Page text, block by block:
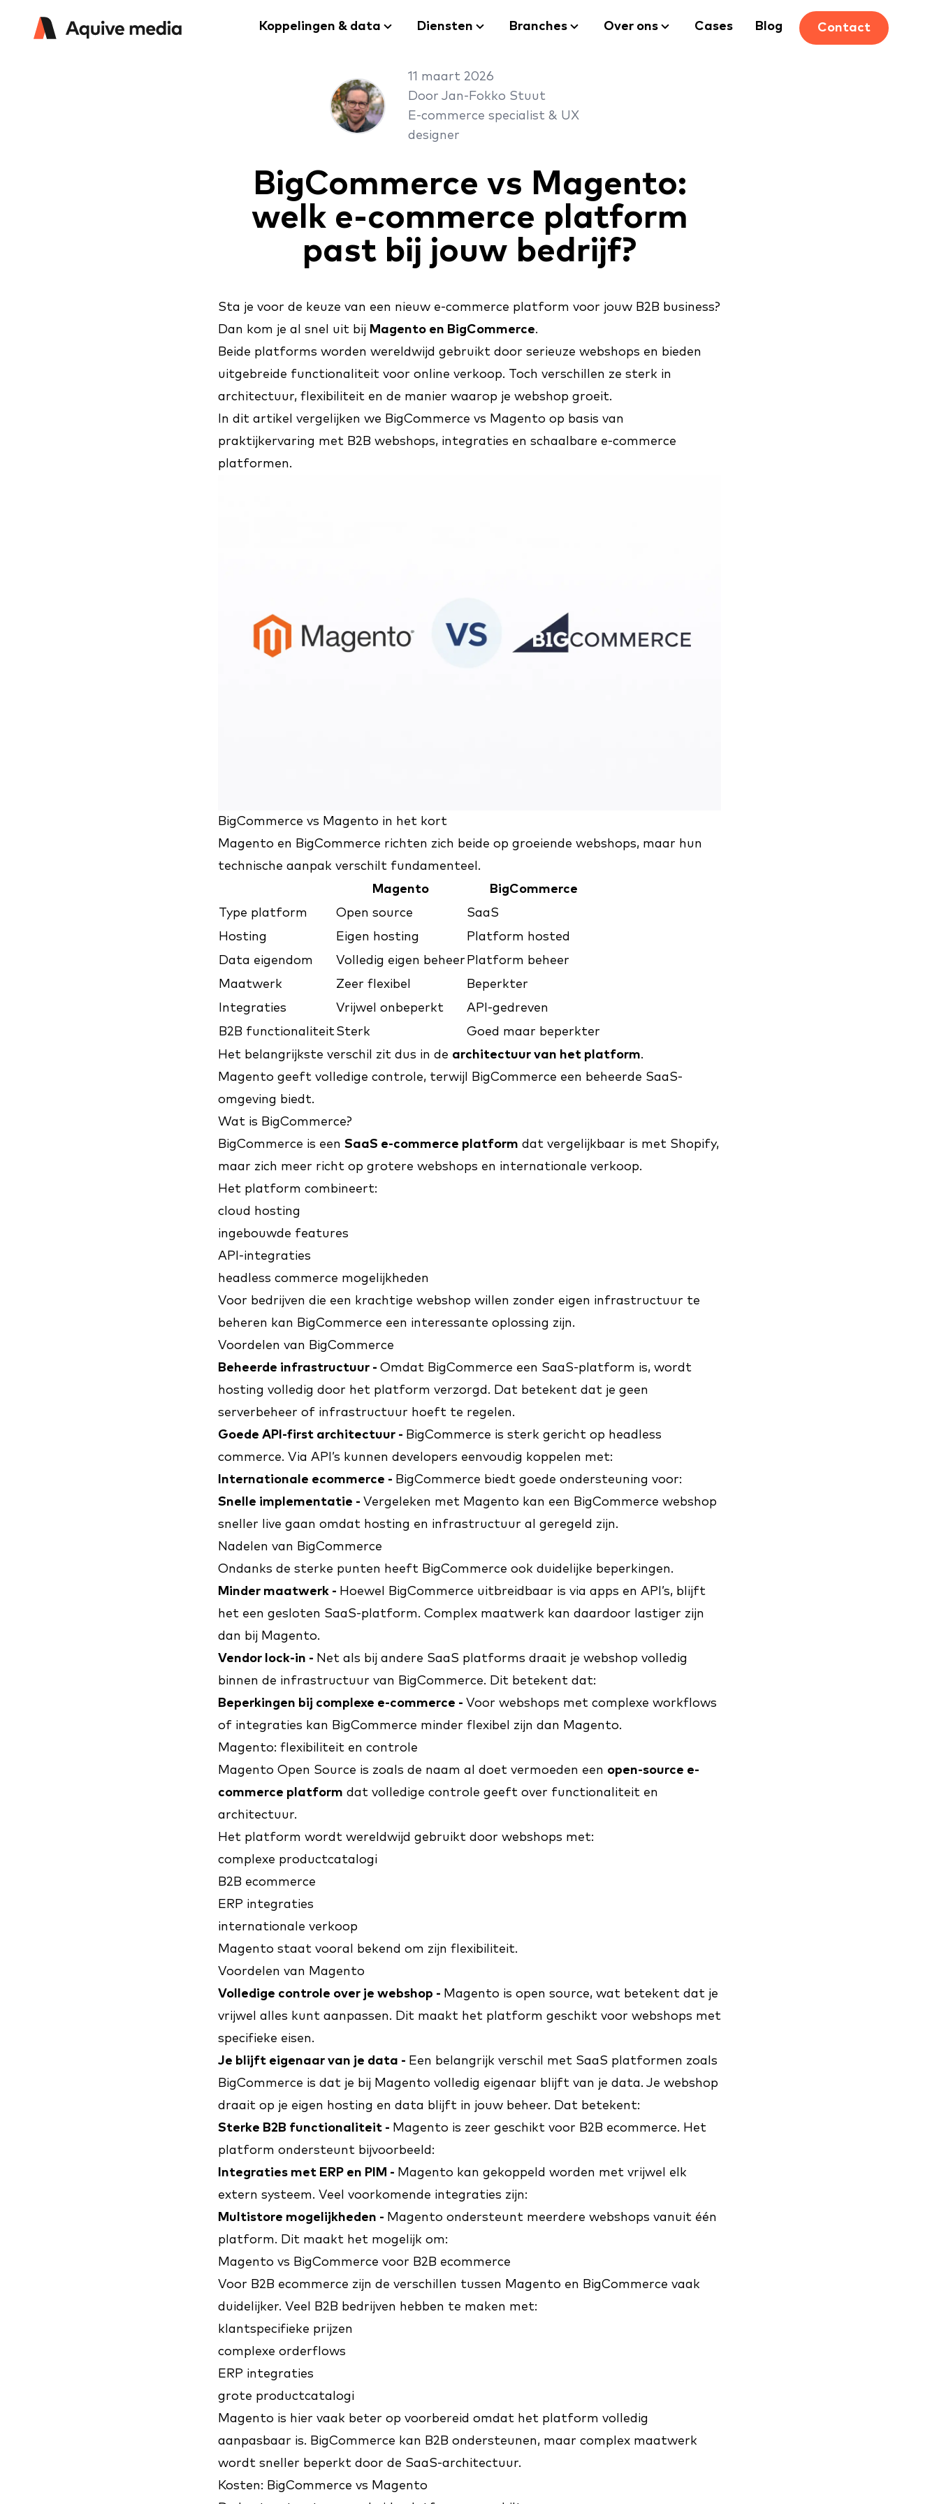
Koppelingen & data Diensten Branches Over ons Cases Blog Contact
11 maart 2026
Door Jan-Fokko Stuut
E-commerce specialist & UX
designer
BigCommerce vs Magento:
welk e-commerce platform
past bij jouw bedrijf?
Sta je voor de keuze van een nieuw e-commerce platform voor jouw B2B business?
Dan kom je al snel uit bij Magento en BigCommerce.
Beide platforms worden wereldwijd gebruikt door serieuze webshops en bieden
uitgebreide functionaliteit voor online verkoop. Toch verschillen ze sterk in
architectuur, flexibiliteit en de manier waarop je webshop groeit.
In dit artikel vergelijken we BigCommerce vs Magento op basis van
praktijkervaring met B2B webshops, integraties en schaalbare e-commerce
platformen.
BigCommerce vs Magento in het kort
Magento en BigCommerce richten zich beide op groeiende webshops, maar hun
technische aanpak verschilt fundamenteel.
Magento
BigCommerce
Type platform
Open source
SaaS
Hosting
Eigen hosting
Platform hosted
Data eigendom
Volledig eigen beheer Platform beheer
Maatwerk
Zeer flexibel
Beperkter
Integraties
Vrijwel onbeperkt
API-gedreven
B2B functionaliteitSterk
Goed maar beperkter
Het belangrijkste verschil zit dus in de architectuur van het platform.
Magento geeft volledige controle, terwijl BigCommerce een beheerde SaaS-
omgeving biedt.
Wat is BigCommerce?
BigCommerce is een SaaS e-commerce platform dat vergelijkbaar is met Shopify,
maar zich meer richt op grotere webshops en internationale verkoop.
Het platform combineert:
cloud hosting
ingebouwde features
API-integraties
headless commerce mogelijkheden
Voor bedrijven die een krachtige webshop willen zonder eigen infrastructuur te
beheren kan BigCommerce een interessante oplossing zijn.
Voordelen van BigCommerce
Beheerde infrastructuur - Omdat BigCommerce een SaaS-platform is, wordt
hosting volledig door het platform verzorgd. Dat betekent dat je geen
serverbeheer of infrastructuur hoeft te regelen.
Goede API-first architectuur - BigCommerce is sterk gericht op headless
commerce. Via API’s kunnen developers eenvoudig koppelen met:
Internationale ecommerce - BigCommerce biedt goede ondersteuning voor:
Snelle implementatie - Vergeleken met Magento kan een BigCommerce webshop
sneller live gaan omdat hosting en infrastructuur al geregeld zijn.
Nadelen van BigCommerce
Ondanks de sterke punten heeft BigCommerce ook duidelijke beperkingen.
Minder maatwerk - Hoewel BigCommerce uitbreidbaar is via apps en API’s, blijft
het een gesloten SaaS-platform. Complex maatwerk kan daardoor lastiger zijn
dan bij Magento.
Vendor lock-in - Net als bij andere SaaS platforms draait je webshop volledig
binnen de infrastructuur van BigCommerce. Dit betekent dat:
Beperkingen bij complexe e-commerce - Voor webshops met complexe workflows
of integraties kan BigCommerce minder flexibel zijn dan Magento.
Magento: flexibiliteit en controle
Magento Open Source is zoals de naam al doet vermoeden een open-source e-
commerce platform dat volledige controle geeft over functionaliteit en
architectuur.
Het platform wordt wereldwijd gebruikt door webshops met:
complexe productcatalogi
B2B ecommerce
ERP integraties
internationale verkoop
Magento staat vooral bekend om zijn flexibiliteit.
Voordelen van Magento
Volledige controle over je webshop - Magento is open source, wat betekent dat je
vrijwel alles kunt aanpassen. Dit maakt het platform geschikt voor webshops met
specifieke eisen.
Je blijft eigenaar van je data - Een belangrijk verschil met SaaS platformen zoals
BigCommerce is dat je bij Magento volledig eigenaar blijft van je data. Je webshop
draait op je eigen hosting en data blijft in jouw beheer. Dat betekent:
Sterke B2B functionaliteit - Magento is zeer geschikt voor B2B ecommerce. Het
platform ondersteunt bijvoorbeeld:
Integraties met ERP en PIM - Magento kan gekoppeld worden met vrijwel elk
extern systeem. Veel voorkomende integraties zijn:
Multistore mogelijkheden - Magento ondersteunt meerdere webshops vanuit één
platform. Dit maakt het mogelijk om:
Magento vs BigCommerce voor B2B ecommerce
Voor B2B ecommerce zijn de verschillen tussen Magento en BigCommerce vaak
duidelijker. Veel B2B bedrijven hebben te maken met:
klantspecifieke prijzen
complexe orderflows
ERP integraties
grote productcatalogi
Magento is hier vaak beter op voorbereid omdat het platform volledig
aanpasbaar is. BigCommerce kan B2B ondersteunen, maar complex maatwerk
wordt sneller beperkt door de SaaS-architectuur.
Kosten: BigCommerce vs Magento